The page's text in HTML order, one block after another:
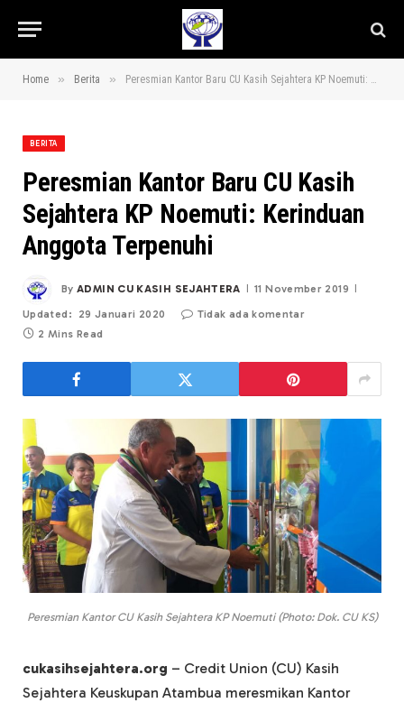
Home » Berita » Peresmian Kantor Baru CU Kasih Sejahtera KP Noemuti: Kerinduan Anggota Terpenuhi
BERITA
Peresmian Kantor Baru CU Kasih
Sejahtera KP Noemuti: Kerinduan
Anggota Terpenuhi
By ADMIN CU KASIH SEJAHTERA 11 November 2019
Updated: 29 Januari 2020
Tidak ada komentar
2 Mins Read
Peresmian Kantor CU Kasih Sejahtera KP Noemuti (Photo: Dok. CU KS)
cukasihsejahtera.org – Credit Union (CU) Kasih
Sejahtera Keuskupan Atambua meresmikan Kantor